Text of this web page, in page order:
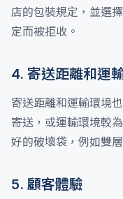
店的包裝規定，並選
定而被拒收。
4. 寄送距離和運
寄送距離和運輸環境
寄送，或運輸環境較
好的破壞袋，例如雙
5. 顧客體驗